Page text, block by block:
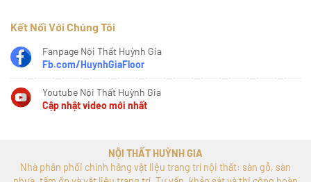
Kết Nối Với Chúng Tôi
Fanpage Nội Thất Huỳnh Gia
Fb.com/HuynhGiaFloor
Youtube Nội Thất Huỳnh Gia
Cập nhật video mới nhất
NỘI THẤT HUỲNH GIA
Nhà phân phối chính hãng vật liệu trang trí nội thất: sàn gỗ, sàn